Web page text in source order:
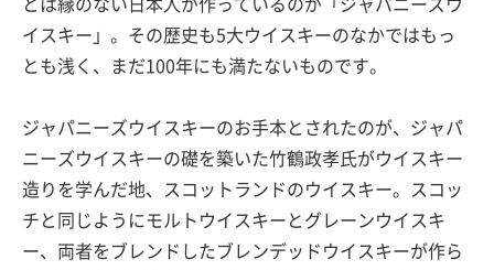
とは縁のない日本人が作っているのが「ジャパニーズウ
イスキー」。その歴史も5大ウイスキーのなかではもっ
とも浅く、まだ100年にも満たないものです。
ジャパニーズウイスキーのお手本とされたのが、ジャパ
ニーズウイスキーの礎を築いた竹鶴政孝氏がウイスキー
造りを学んだ地、スコットランドのウイスキー。スコッ
チと同じようにモルトウイスキーとグレーンウイスキ
ー、両者をブレンドしたブレンデッドウイスキーが作ら